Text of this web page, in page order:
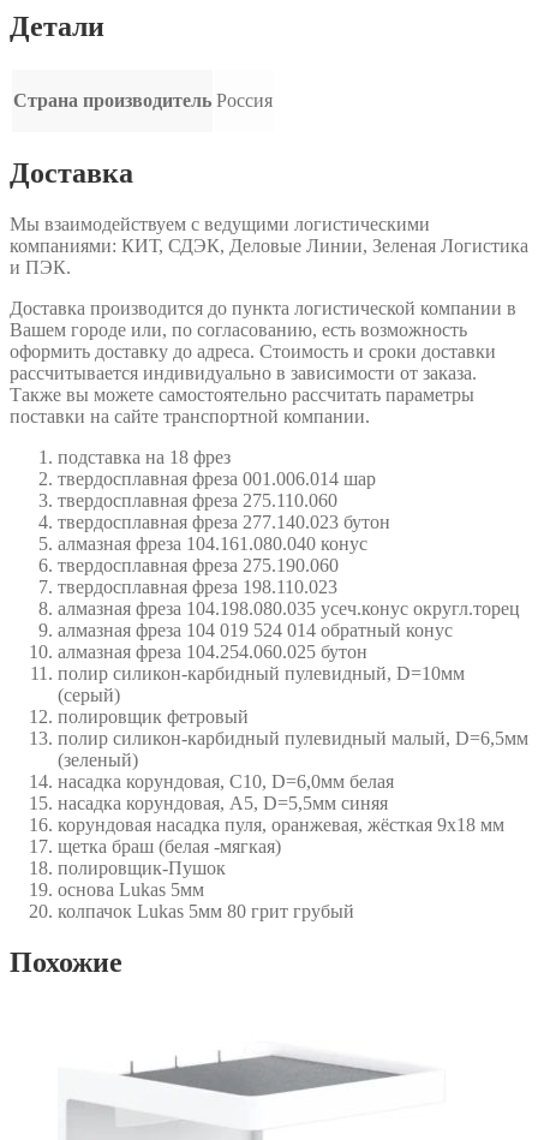
Детали
Страна производитель Россия
Доставка
Мы взаимодействуем с ведущими логистическими
компаниями: КИТ, СДЭК, Деловые Линии, Зеленая Логистика
и ПЭК.
Доставка производится до пункта логистической компании в
Вашем городе или, по согласованию, есть возможность
оформить доставку до адреса. Стоимость и сроки доставки
рассчитывается индивидуально в зависимости от заказа.
Также вы можете самостоятельно рассчитать параметры
поставки на сайте транспортной компании.
подставка на 18 фрез
твердосплавная фреза 001.006.014 шар
твердосплавная фреза 275.110.060
твердосплавная фреза 277.140.023 бутон
алмазная фреза 104.161.080.040 конус
твердосплавная фреза 275.190.060
твердосплавная фреза 198.110.023
алмазная фреза 104.198.080.035 усеч.конус округл.торец
алмазная фреза 104 019 524 014 обратный конус
алмазная фреза 104.254.060.025 бутон
полир силикон-карбидный пулевидный, D=10мм
(серый)
полировщик фетровый
полир силикон-карбидный пулевидный малый, D=6,5мм
(зеленый)
насадка корундовая, С10, D=6,0мм белая
насадка корундовая, А5, D=5,5мм синяя
корундовая насадка пуля, оранжевая, жёсткая 9х18 мм
щетка браш (белая -мягкая)
полировщик-Пушок
основа Lukas 5мм
колпачок Lukas 5мм 80 грит грубый
Похожие